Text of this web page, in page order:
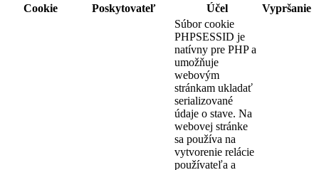
Cookie
Poskytovateľ Účel Vypršanie
Súbor cookie
PHPSESSID je
natívny pre PHP a
umožňuje
webovým
stránkam ukladať
serializované
údaje o stave. Na
webovej stránke
sa používa na
vytvorenie relácie
používateľa a